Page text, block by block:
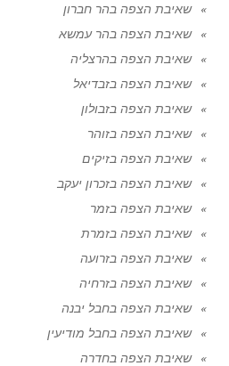
שאיבת הצפה בהר חברון
שאיבת הצפה בהר עמשא
שאיבת הצפה בהרצליה
שאיבת הצפה בזבדיאל
שאיבת הצפה בזבולון
שאיבת הצפה בזוהר
שאיבת הצפה בזיקים
שאיבת הצפה בזכרון יעקב
שאיבת הצפה בזמר
שאיבת הצפה בזמרת
שאיבת הצפה בזרועה
שאיבת הצפה בזרחיה
שאיבת הצפה בחבל יבנה
שאיבת הצפה בחבל מודיעין
שאיבת הצפה בחדרה